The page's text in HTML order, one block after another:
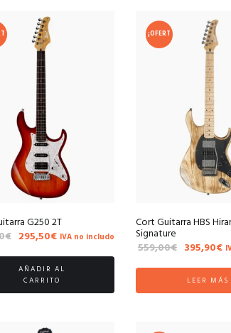
G250 2T
€ El
original
era:
349,00€.
295,50€El
actual
es:
295,50€.
IVA no includo
AÑADIR AL
CARRITO
¡OFERT
Cort Guitarra HBS
Signature
559,00€ El
original
era:
395,90€El
LEER MÁS